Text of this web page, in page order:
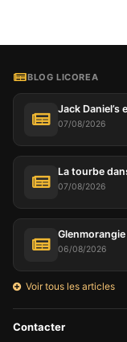
BLOG LICOREA
Jack Daniel’s
07/08/2026
La tourbe
07/08/2026
06/08/2026
Voir tous les articles
Contacter